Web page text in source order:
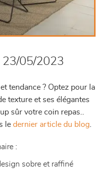
05/2023
tendance ? Optez pour la
texture et ses élégantes
sûr votre coin repas.
le dernier article du blog.
:
sobre et raffiné